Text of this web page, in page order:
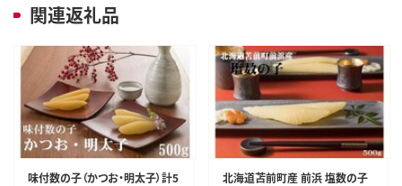
関連返礼品
味付数の子（かつお・明太子）計5
北海道苫前町産 前浜 塩数の子